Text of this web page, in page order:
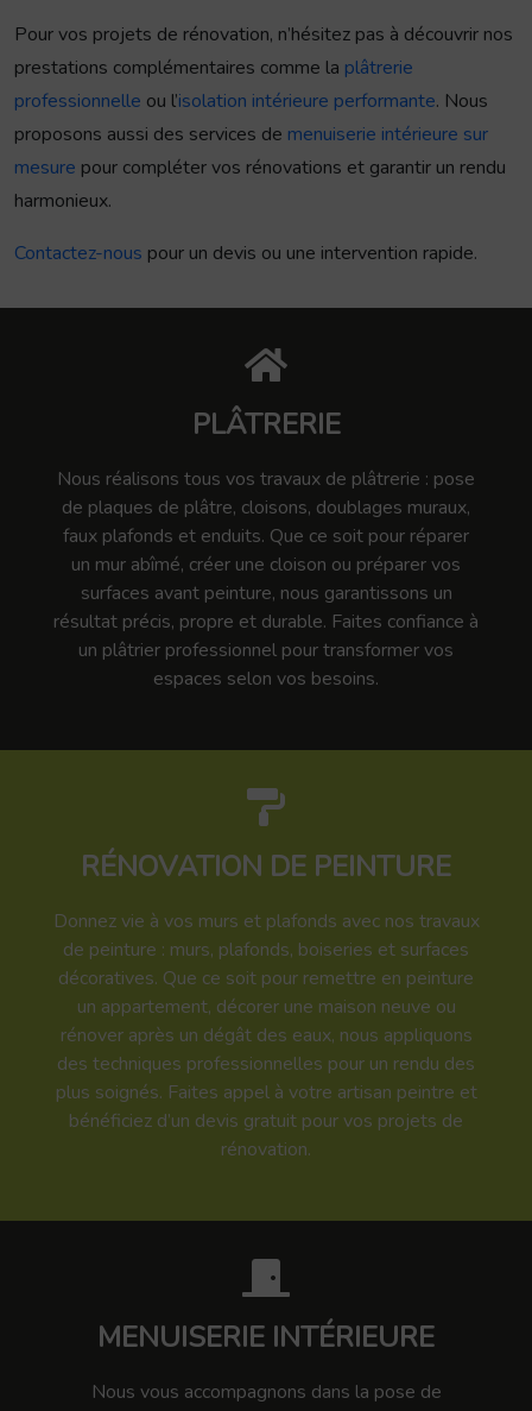
Pour vos projets de rénovation, n’hésitez pas à découvrir nos
prestations complémentaires comme la plâtrerie
professionnelle ou l’isolation intérieure performante. Nous
proposons aussi des services de menuiserie intérieure sur
mesure pour compléter vos rénovations et garantir un rendu
harmonieux.
Contactez-nous pour un devis ou une intervention rapide.
PLÂTRERIE
Nous réalisons tous vos travaux de plâtrerie : pose
de plaques de plâtre, cloisons, doublages muraux,
faux plafonds et enduits. Que ce soit pour réparer
un mur abîmé, créer une cloison ou préparer vos
surfaces avant peinture, nous garantissons un
résultat précis, propre et durable. Faites confiance à
un plâtrier professionnel pour transformer vos
espaces selon vos besoins.
RÉNOVATION DE PEINTURE
Donnez vie à vos murs et plafonds avec nos travaux
de peinture : murs, plafonds, boiseries et surfaces
décoratives. Que ce soit pour remettre en peinture
un appartement, décorer une maison neuve ou
rénover après un dégât des eaux, nous appliquons
des techniques professionnelles pour un rendu des
plus soignés. Faites appel à votre artisan peintre et
bénéficiez d’un devis gratuit pour vos projets de
rénovation.
MENUISERIE INTÉRIEURE
Nous vous accompagnons dans la pose de